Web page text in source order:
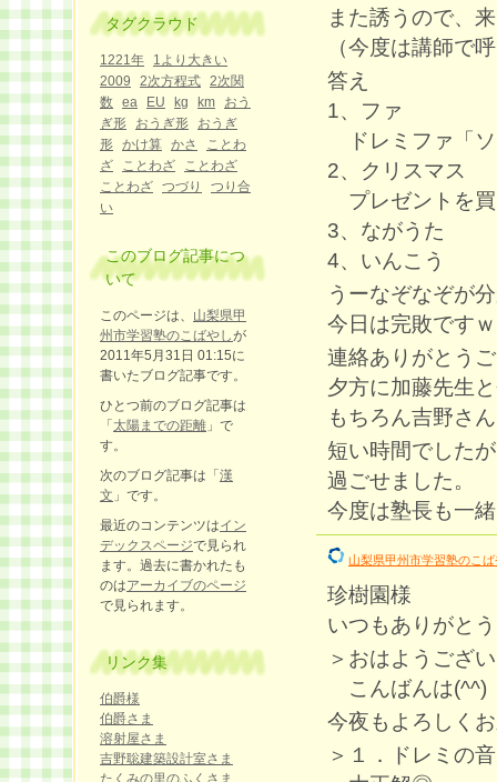
また誘うので、
（今度は講師で
答え
1、ファ
ドレミファ「
2、クリスマス
プレゼントを
3、ながうた
4、いんこう
うーなぞなぞが
今日は完敗ですｗ
連絡ありがとう
夕方に加藤先生
もちろん吉野さ
短い時間でした
過ごせました。
今度は塾長も一
山梨県甲州市学習塾のこば
珍樹園様
いつもありがと
＞おはようござ
こんばんは(^^)
今夜もよろしく
＞１．ドレミの
タグクラウド
1221年
1より大きい
2009
2次方程式 2次関
数
ea EU kg km
おう
ぎ形
おうぎ形
おうぎ
形 かけ算 かさ
ことわ
ざ
ことわざ
ことわざ
ことわざ つづり
つり合
い
このブログ記事につ
いて
このページは、 山梨県甲
州市学習塾のこばやしが
2011年5月31日 01:15に
書いたブログ記事です。
ひとつ前のブログ記事は
「 太陽までの距離 」で
す。
次のブログ記事は「 漢
文 」です。
最近のコンテンツはイン
デックスページで見られ
ます。過去に書かれたも
のはアーカイブのページ
で見られます。
リンク集
伯爵様
伯爵さま
溶射屋さま
吉野聡建築設計室さま
たくみの里のふくさま